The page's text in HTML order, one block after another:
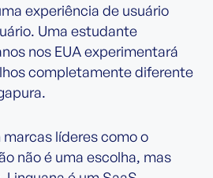
experiência de usuário
Uma estudante
nos EUA experimentará
completamente diferente
líderes como o
não é uma escolha, mas